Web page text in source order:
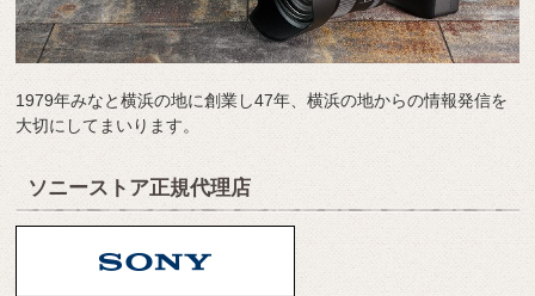
1979年みなと横浜の地に創業し47年、横浜の地からの情報発信を
大切にしてまいります。
ソニーストア正規代理店